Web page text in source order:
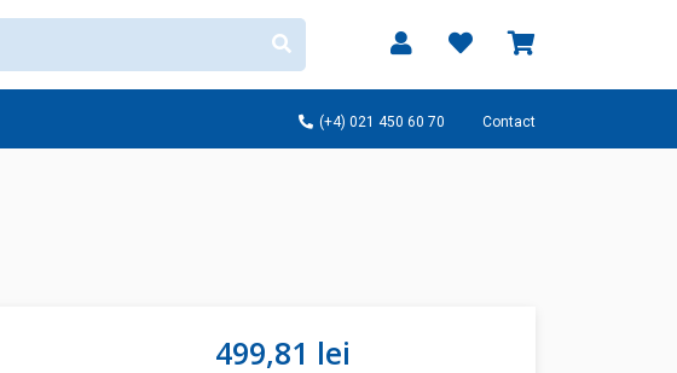
(+4) 021 450 60 70 Contact
499,81 lei